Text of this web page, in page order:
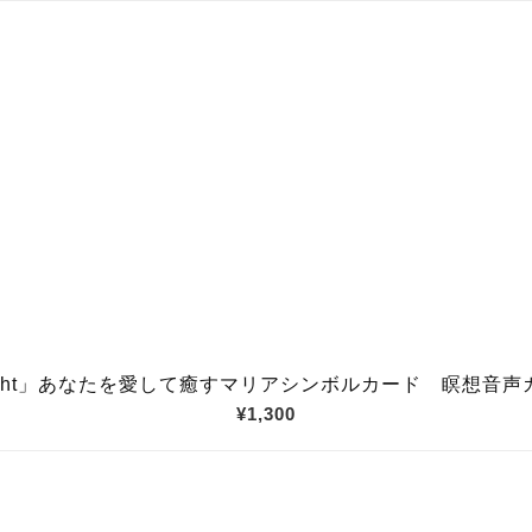
」あなたを愛して癒すマリアシンボルカード 瞑想音声
¥1,300